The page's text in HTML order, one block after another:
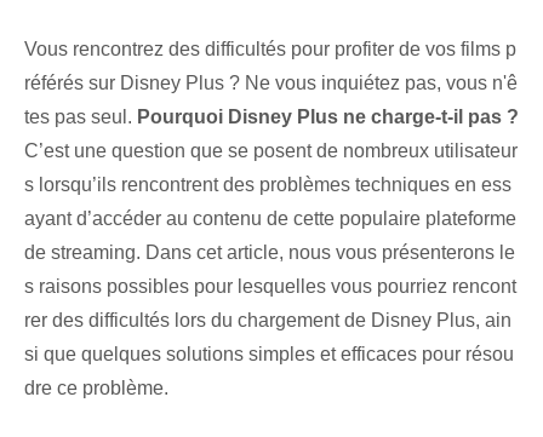
Vous rencontrez des difficultés pour profiter de vos films p
référés sur Disney Plus ? Ne vous inquiétez pas, vous n'ê
tes pas seul. Pourquoi Disney Plus ne charge-t-il pas ?
C’est une question que se posent de nombreux utilisateur
s lorsqu’ils rencontrent des problèmes techniques en ess
ayant d’accéder au contenu de cette populaire plateforme
de streaming. Dans cet article, nous vous présenterons le
s raisons possibles pour lesquelles vous pourriez rencont
rer des difficultés lors du chargement de Disney Plus, ain
si que quelques solutions simples et efficaces pour résou
dre ce problème.